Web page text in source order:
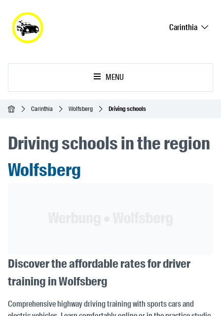
Carinthia
MENU
HomepageCarinthia Wolfsberg Driving schools
Driving schools in the region
Wolfsberg
Discover the affordable rates for driver
training in Wolfsberg
Comprehensive highway driving training with sports cars and